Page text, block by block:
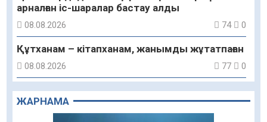
арналған іс-шаралар бастау алды
08.08.2026 74 0
Құтханам – кітапханам, жанымды жұтатпаған
08.08.2026 77 0
Құрылыс қарқыны – қала дамуының айғағы
08.08.2026
ЖАРНАМА